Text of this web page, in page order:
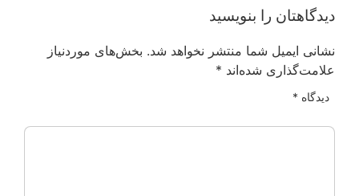
دیدگاهتان را بنویسید
نشانی ایمیل شما منتشر نخواهد شد. بخش‌های موردنیاز
علامت‌گذاری شده‌اند *
دیدگاه *